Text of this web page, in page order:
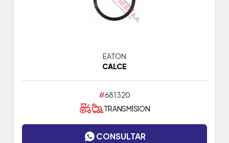
EATON
CALCE
#681320
TRANSMISION
CONSULTAR